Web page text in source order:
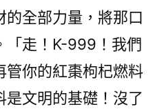
的全部力量，將那口
「走！K-999！我們
管你的紅棗枸杞燃料
是文明的基礎！沒了